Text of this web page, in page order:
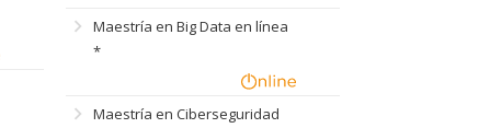
chevron_right
Maestría en Big Data en línea
*
chevron_right
Maestría en Ciberseguridad